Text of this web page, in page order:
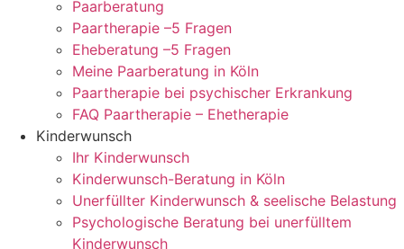
Paarberatung
Paartherapie –5 Fragen
Eheberatung –5 Fragen
Meine Paarberatung in Köln
Paartherapie bei psychischer Erkrankung
FAQ Paartherapie – Ehetherapie
Kinderwunsch
Ihr Kinderwunsch
Kinderwunsch-Beratung in Köln
Unerfüllter Kinderwunsch & seelische Belastung
Psychologische Beratung bei unerfülltem
Kinderwunsch